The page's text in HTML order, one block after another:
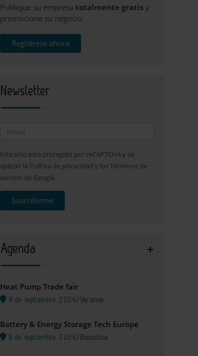
Publique su empresa totalmente gratis y
promocione su negocio
Regístrese ahora
Newsletter
Este sitio está protegido por reCAPTCHA y se
aplican la Política de privacidad y losTérminos de
servicio de Google.
Suscribirme
Agenda
Heat Pump Trade fair
8 de septiembre, 2026/ Varsovia
Battery & Energy Storage Tech Europe
8 de septiembre, 2026/ Barcelona